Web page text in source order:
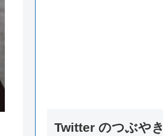
Twitter のつぶやき